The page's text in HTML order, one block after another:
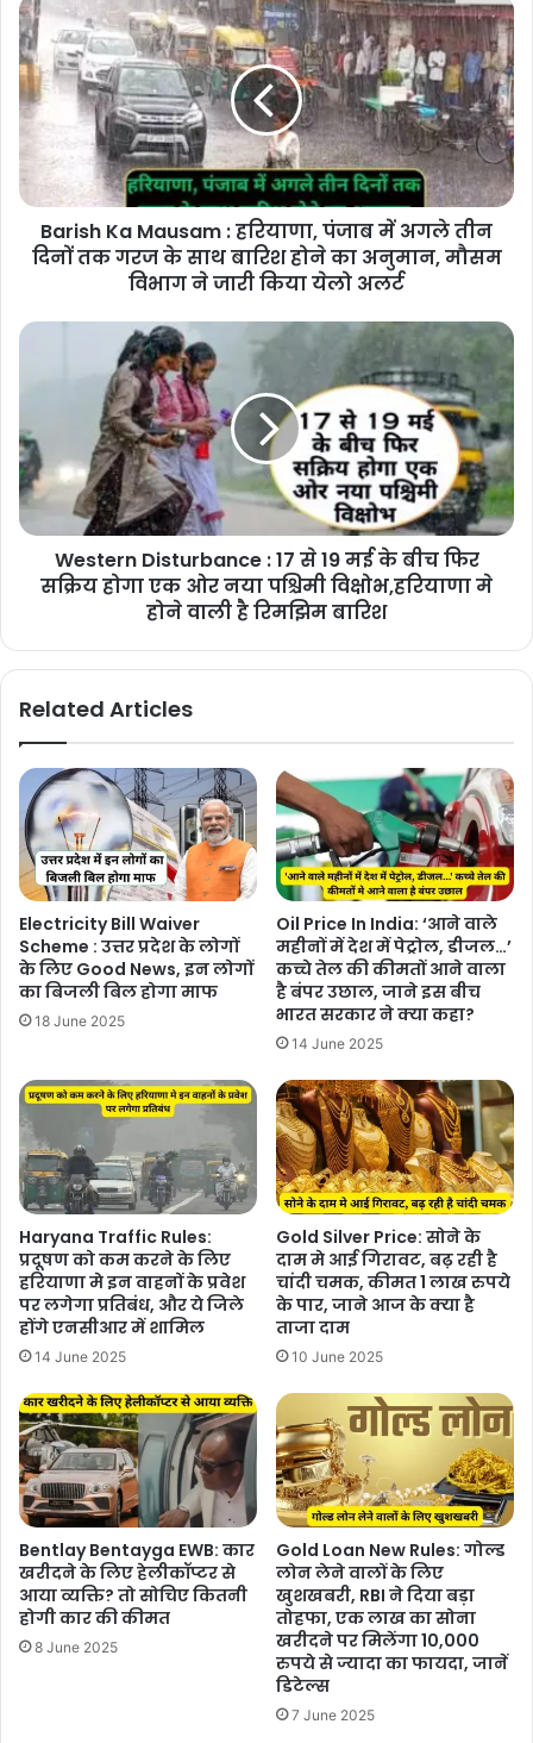
No Fuel For Old Vehicles: दिल्ली में आज से
इन वाहनों को नहीं मिलेगा पेट्रोल-डीजल, लागू
होने जा रहा है ये नया नियम
Barish Ka Mausam : हरियाणा, पंजाब में अगले तीन
दिनों तक गरज के साथ बारिश होने का अनुमान, मौसम
विभाग ने जारी किया येलो अलर्ट
Western Disturbance : 17 से 19 मई के बीच फिर
सक्रिय होगा एक ओर नया पश्चिमी विक्षोभ,हरियाणा मे
होने वाली है रिमझिम बारिश
Related Articles
Electricity Bill Waiver
Scheme : उत्तर प्रदेश के लोगों
के लिए Good News, इन लोगों
का बिजली बिल होगा माफ
18 June 2025
Oil Price In India: ‘आने वाले
महीनों में देश में पेट्रोल, डीजल…’
कच्चे तेल की कीमतों आने वाला
है बंपर उछाल, जाने इस बीच
भारत सरकार ने क्या कहा?
14 June 2025
Haryana Traffic Rules:
प्रदूषण को कम करने के लिए
हरियाणा मे इन वाहनों के प्रवेश
पर लगेगा प्रतिबंध, और ये जिले
होंगे एनसीआर में शामिल
14 June 2025
Gold Silver Price: सोने के
दाम मे आई गिरावट, बढ़ रही है
चांदी चमक, कीमत 1 लाख रुपये
के पार, जाने आज के क्या है
ताजा दाम
10 June 2025
Bentlay Bentayga EWB: कार
खरीदने के लिए हेलीकॉप्टर से
आया व्यक्ति? तो सोचिए कितनी
होगी कार की कीमत
8 June 2025
Gold Loan New Rules: गोल्ड
लोन लेने वालों के लिए
खुशखबरी, RBI ने दिया बड़ा
तोहफा, एक लाख का सोना
खरीदने पर मिलेंगा 10,000
रुपये से ज्यादा का फायदा, जानें
डिटेल्स
7 June 2025